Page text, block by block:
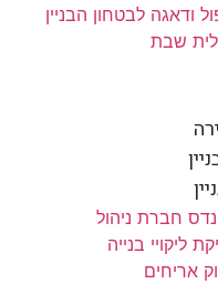
ודאגה לבטחון הבניין
שבת
חברת ניהול
ליקויי בנייה
אריחים